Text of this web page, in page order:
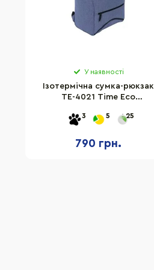
У наявності
Ізотермічна сумка-рюкзак
TE-4021 Time Eco
3 5 25
790 грн.